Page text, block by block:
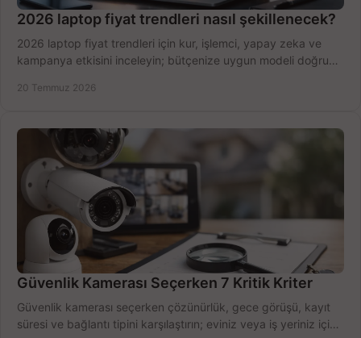
2026 laptop fiyat trendleri nasıl şekillenecek?
2026 laptop fiyat trendleri için kur, işlemci, yapay zeka ve
kampanya etkisini inceleyin; bütçenize uygun modeli doğru
20 Temmuz 2026
Güvenlik Kamerası Seçerken 7 Kritik Kriter
Güvenlik kamerası seçerken çözünürlük, gece görüşü, kayıt
süresi ve bağlantı tipini karşılaştırın; eviniz veya iş yeriniz için